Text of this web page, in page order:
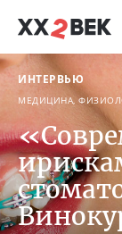
ИНТЕРВЬЮ
МЕДИЦИНА,